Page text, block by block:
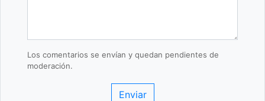
Los comentarios se envían y quedan pendientes de
moderación.
Enviar